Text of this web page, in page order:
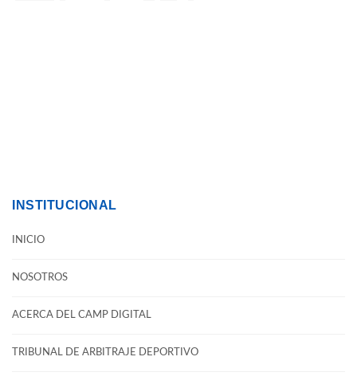
INSTITUCIONAL
INICIO
NOSOTROS
ACERCA DEL CAMP DIGITAL
TRIBUNAL DE ARBITRAJE DEPORTIVO